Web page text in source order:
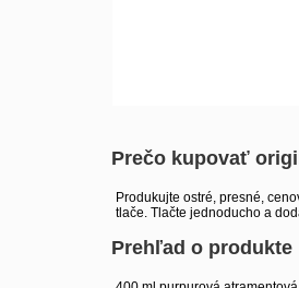
Prečo kupovať
Produkujte ostré, presné,
tlače. Tlačte jednoducho a
Prehľad o produkte